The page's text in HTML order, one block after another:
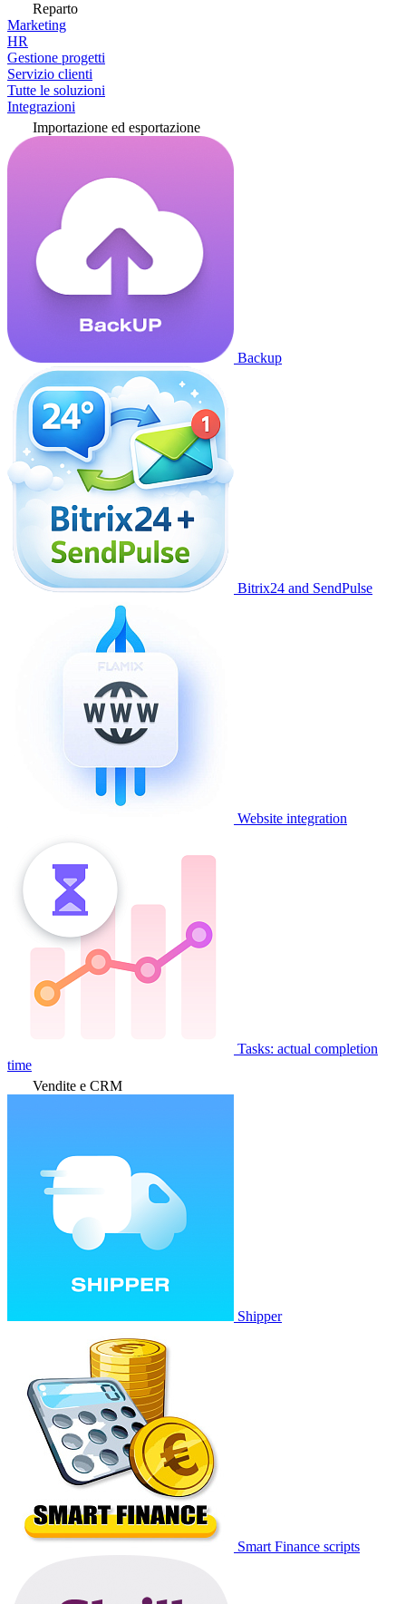
Reparto
Marketing
HR
Gestione progetti
Servizio clienti
Tutte le soluzioni
Integrazioni
Importazione ed esportazione
Backup
Bitrix24 and SendPulse
Website integration
Tasks: actual completion
time
Vendite e CRM
Shipper
Smart Finance scripts